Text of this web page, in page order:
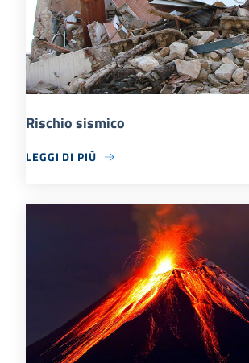
Rischio sismico
LEGGI DI PIÙ